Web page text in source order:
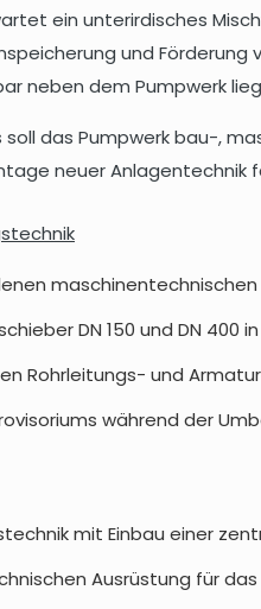
ein unterirdisches
und Förderung
neben dem Pumpwerk
das Pumpwerk bau-,
neuer
DN 150 und DN
Rohrleitungs- und
während der
mit Einbau einer
Ausrüstung für